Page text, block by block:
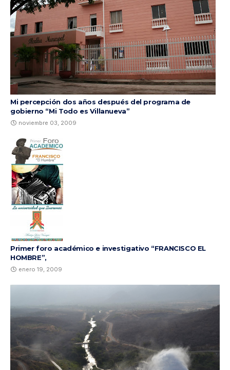
Mi percepción dos años después del programa de
gobierno “Mi Todo es Villanueva”
noviembre 03, 2009
Primer foro académico e investigativo “FRANCISCO EL
HOMBRE”,
enero 19, 2009